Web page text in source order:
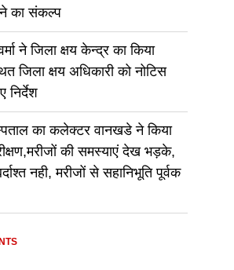
का संकल्प
ने जिला क्षय केन्द्र का किया
जिला क्षय अधिकारी को नोटिस
निर्देश
का कलेक्टर वानखडे ने किया
की समस्याएं देख भड़के,
नही, मरीजों से सहानिभूति पूर्वक